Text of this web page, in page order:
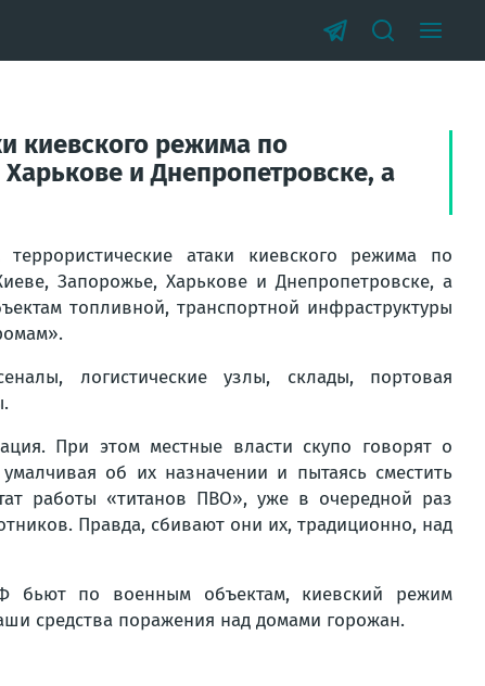
киевского режима по
и Днепропетровске, а
атаки киевского режима по
Запорожье, Харькове и Днепропетровске, а
топливной, транспортной инфраструктуры
логистические узлы, склады, портовая
При этом местные власти скупо говорят о
об их назначении и пытаясь сместить
работы «титанов ПВО», уже в очередной раз
Правда, сбивают они их, традиционно, над
бьют по военным объектам, киевский режим
средства поражения над домами горожан.